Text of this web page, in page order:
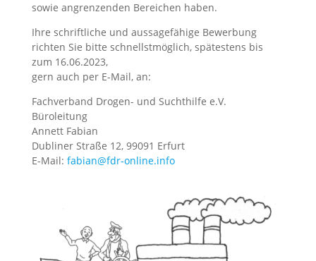
sowie angrenzenden Bereichen haben.
Ihre schriftliche und aussagefähige Bewerbung
richten Sie bitte schnellstmöglich, spätestens bis
zum 16.06.2023,
gern auch per E-Mail, an:
Fachverband Drogen- und Suchthilfe e.V.
Büroleitung
Annett Fabian
Dubliner Straße 12, 99091 Erfurt
E-Mail: fabian@fdr-online.info